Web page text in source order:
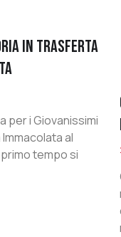
IN TRASFERTA
i Giovanissimi
al
tempo si